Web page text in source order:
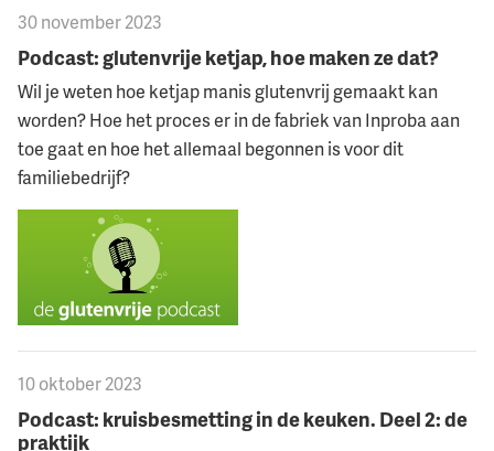
30 november 2023
Podcast: glutenvrije ketjap, hoe maken ze dat?
Wil je weten hoe ketjap manis glutenvrij gemaakt kan
worden? Hoe het proces er in de fabriek van Inproba aan
toe gaat en hoe het allemaal begonnen is voor dit
familiebedrijf?
10 oktober 2023
Podcast: kruisbesmetting in de keuken. Deel 2: de
praktijk